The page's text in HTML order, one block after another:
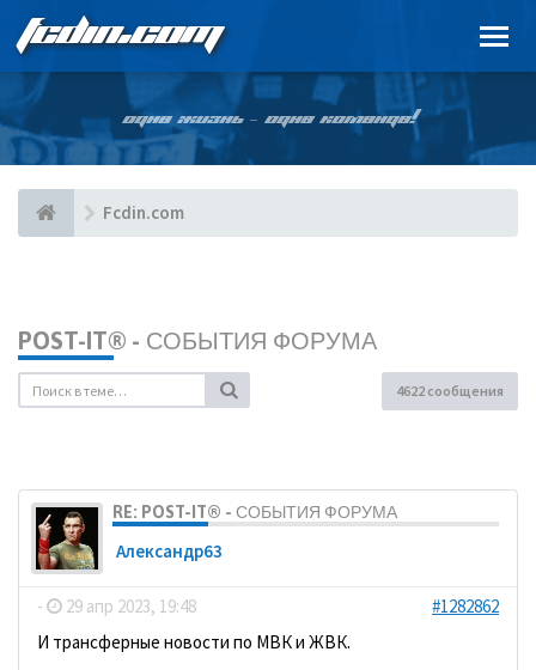
FCDIN.COM
ОДНА ЖИЗНЬ – ОДНА КОМАНДА!
Fcdin.com
POST-IT® - СОБЫТИЯ ФОРУМА
4622 сообщения
RE: POST-IT® - СОБЫТИЯ ФОРУМА
Александр63
- 29 апр 2023, 19:48
#1282862
И трансферные новости по МВК и ЖВК.